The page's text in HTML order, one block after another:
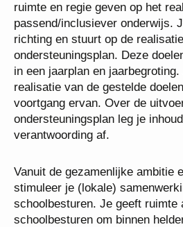
nog meer dan nu – de ruimte en
realiseren van passend/
staat achter deze richting en
van de doelen uit het
doelen werk je jaarlijks uit in
jaarbegroting. Je stuurt op de
gestelde doelen en onderzoekt
Over de uitvoering van het
inhoudelijk en financieel
Vanuit de gezamenlijke ambitie
stimuleer je (lokale)
en schoolbesturen. Je geeft
schoolbesturen om binnen